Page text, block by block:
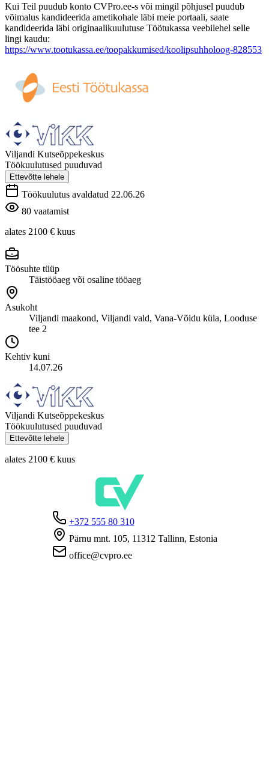
Kui Teil puudub konto CVPro.ee-s või mingil põhjusel puudub
võimalus kandideerida ametikohale läbi meie portaali, saate
kandideerida läbi originaalikuulutuse Töötukassa veebilehel selle
lingi kaudu:
https://www.tootukassa.ee/toopakkumised/koolipsuhholoog-828553
Viljandi Kutseõppekeskus
Töökuulutused puuduvad
Ettevõtte lehele
Töökuulutus avaldatud 22.06.26
80 vaatamist
alates 2100 € kuus
Töösuhte tüüp
Täistööaeg või osaline tööaeg
Asukoht
Viljandi maakond, Viljandi vald, Vana-Võidu küla, Looduse
tee 2
Kehtiv kuni
14.07.26
Viljandi Kutseõppekeskus
Töökuulutused puuduvad
Ettevõtte lehele
alates 2100 € kuus
+372 555 80 310
Pärnu mnt. 105, 11312 Tallinn, Estonia
office@cvpro.ee